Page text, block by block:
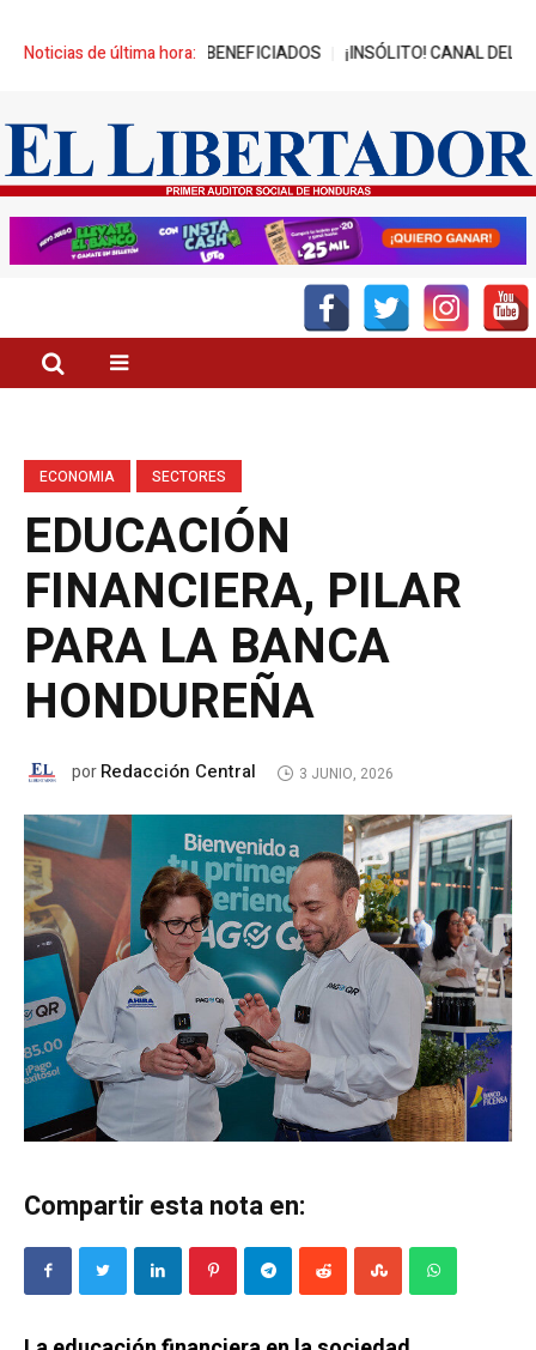
Noticias de última hora:
MIL JÓVENES BENEFICIADOS ¡INSÓLITO! CANAL DEL GOBIERNO
ECONOMIA SECTORES
EDUCACIÓN
FINANCIERA, PILAR
PARA LA BANCA
HONDUREÑA
porRedacción Central 3 JUNIO, 2026
Compartir esta nota en: